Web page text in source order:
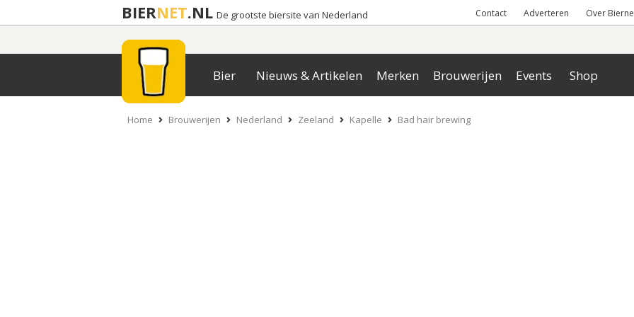
BIERNET.NL De grootste biersite van Nederland Contact Adverteren Over
Bier Nieuws & Artikelen Merken Brouwerijen Events Shop
Home Brouwerijen Nederland Zeeland Kapelle Bad hair brewing